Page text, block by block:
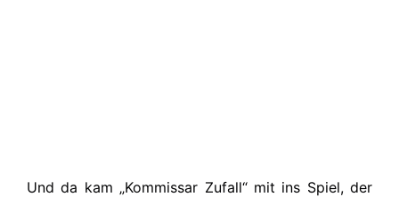
Und da kam „Kommissar Zufall“ mit ins Spiel, der